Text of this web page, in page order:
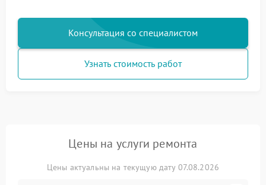
Консультация со специалистом
Узнать стоимость работ
Цены на услуги ремонта
Цены актуальны на текущую дату 07.08.2026